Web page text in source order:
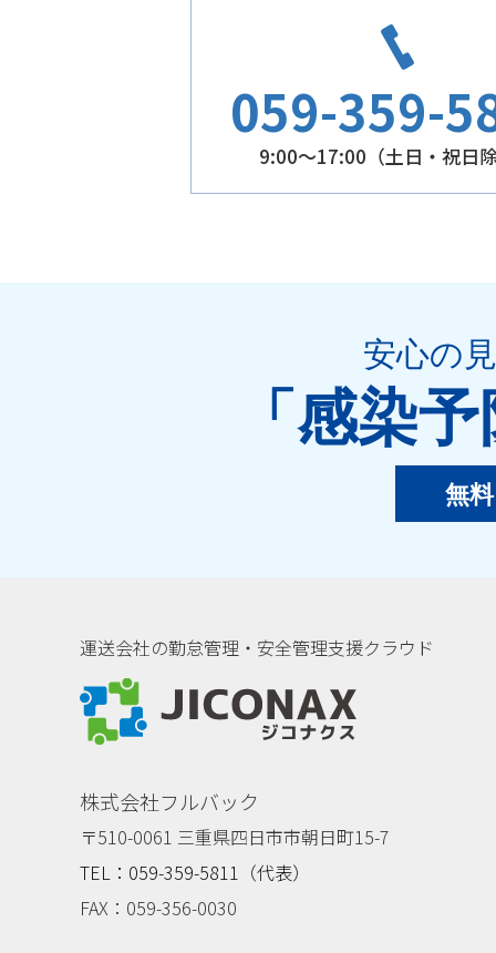
059-359-
9:00～17:00（土日・祝日
安心の
「感染
無
運送会社の勤怠管理・安全管理支援クラウド
株式会社フルバック
〒510-0061 三重県四日市市朝日町15-7
TEL：059-359-5811（代表）
FAX：059-356-0030